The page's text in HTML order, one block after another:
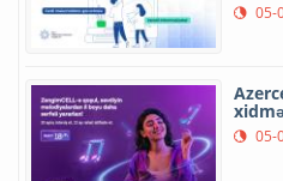
05-
05-